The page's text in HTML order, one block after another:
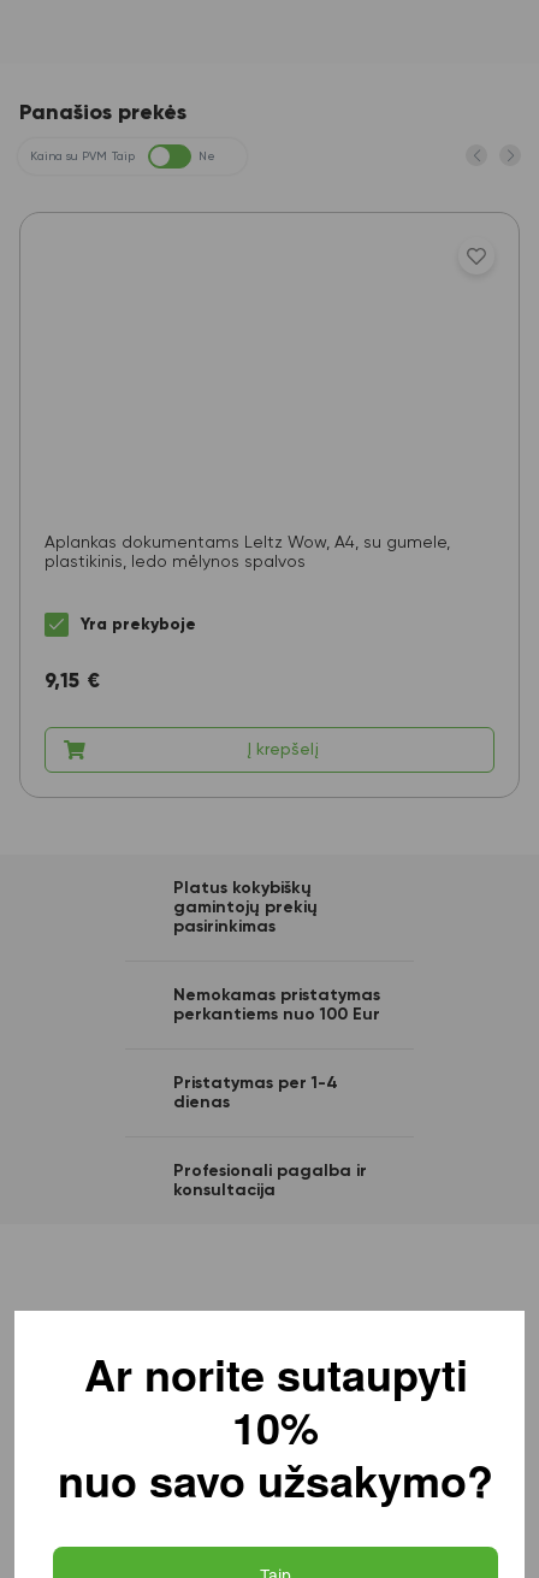
Panašios prekės
Kaina su PVM Taip Ne
Aplankas dokumentams LeItz Wow, A4, su gumele,
plastikinis, ledo mėlynos spalvos
Yra prekyboje
9,15 €
Į krepšelį
Platus kokybiškų
gamintojų prekių
pasirinkimas
Nemokamas pristatymas
perkantiems nuo 100 Eur
Pristatymas per 1-4
dienas
Profesionali pagalba ir
konsultacija
Ar norite sutaupyti
10%
nuo savo užsakymo?
Taip